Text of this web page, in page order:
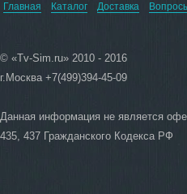
Главная Каталог Доставка
© «Tv-Sim.ru» 2010 - 2016
г.Москва +7(499)394-45-09
Данная информация не является
435, 437 Гражданского Кодекса РФ